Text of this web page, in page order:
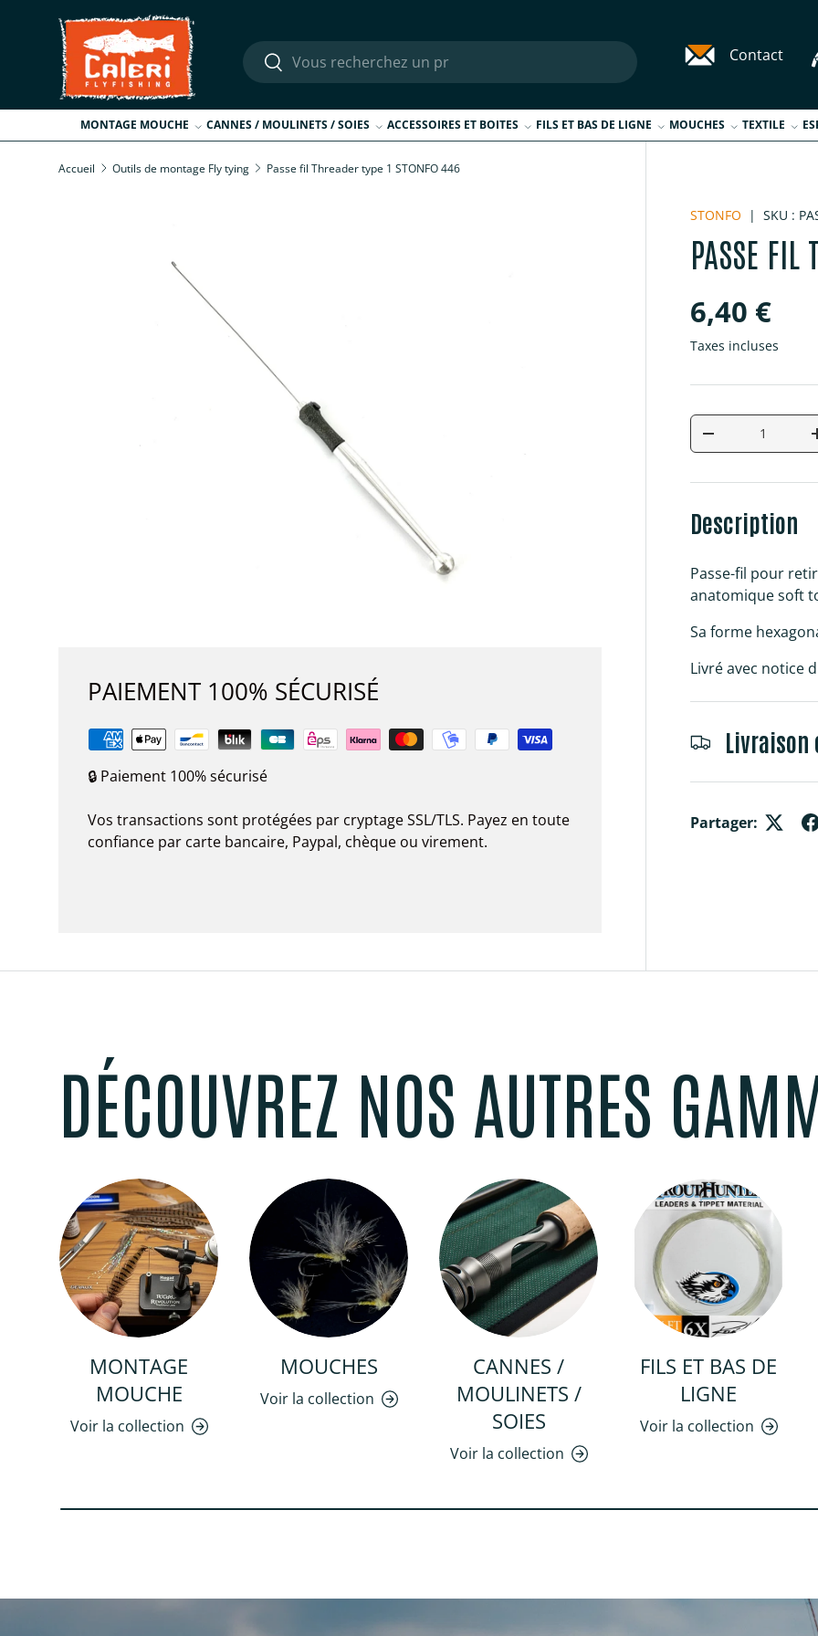
Aller au contenu
Recherche
Rechercher Contact
MONTAGE MOUCHE CANNES / MOULINETS / SOIES ACCESSOIRES ET BOITES FILS ET BAS DE LIGNE MOUCHES TEXTILE
Accueil Outils de montage Fly tying Passe fil Threader type 1 STONFO 446
STONFO |SKU :
PASSE FIL
Prix
6,40 €
Taxes incluses
Qté
Diminuer la
Description
Passe-fil pour
anatomique soft
Sa forme
Livré avec notice
Partager:
PAIEMENT 100% SÉCURISÉ
🔒 Paiement 100% sécurisé
Vos transactions sont protégées par cryptage SSL/TLS. Payez en toute
confiance par carte bancaire, Paypal, chèque ou virement.
DÉCOUVREZ NOS AUTRES
MONTAGE
MOUCHE
Voir la collection
MOUCHES
Voir la collection
CANNES /
MOULINETS /
SOIES
Voir la collection
FILS ET BAS DE
LIGNE
Voir la collection